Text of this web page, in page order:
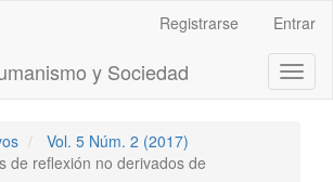
Registrarse Entrar
y Sociedad
Vol. 5 Núm. 2 (2017)
de reflexión no derivados de